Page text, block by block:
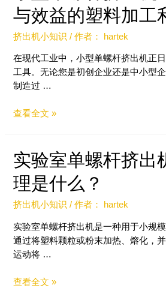
与效益的塑料加工
挤出机小知识 / 作者： hartek
在现代工业中，小型单螺杆挤出机正
工具。无论您是初创企业还是中小型
制造过 …
查看全文 »
实验室单螺杆挤出
理是什么？
挤出机小知识 / 作者： hartek
实验室单螺杆挤出机是一种用于小规
通过将塑料颗粒或粉末加热、熔化，
运动将 …
查看全文 »